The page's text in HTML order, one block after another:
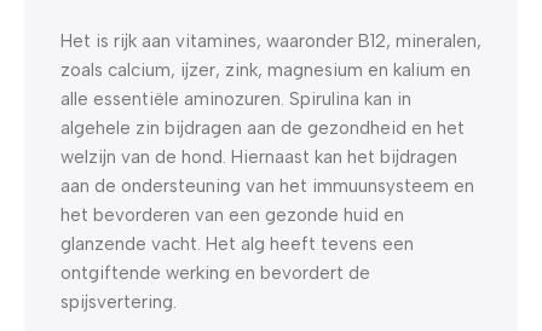
Het is rijk aan vitamines, waaronder B12, mineralen,
zoals calcium, ijzer, zink, magnesium en kalium en
alle essentiële aminozuren. Spirulina kan in
algehele zin bijdragen aan de gezondheid en het
welzijn van de hond. Hiernaast kan het bijdragen
aan de ondersteuning van het immuunsysteem en
het bevorderen van een gezonde huid en
glanzende vacht. Het alg heeft tevens een
ontgiftende werking en bevordert de
spijsvertering.